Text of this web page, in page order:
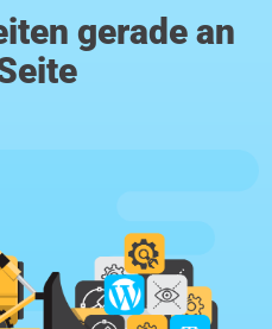
gerade an